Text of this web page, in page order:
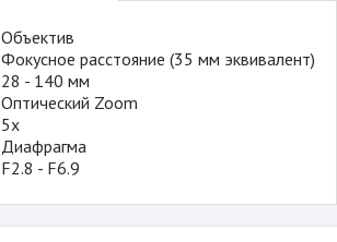
Объектив
Фокусное расстояние (35 мм эквивалент)
28 - 140 мм
Оптический Zoom
5x
Диафрагма
F2.8 - F6.9